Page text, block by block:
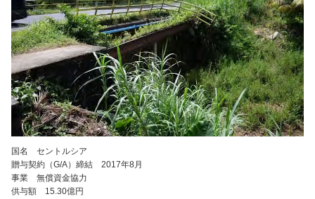
国名 セントルシア
贈与契約（G/A）締結 2017年8月
事業 無償資金協力
供与額 15.30億円